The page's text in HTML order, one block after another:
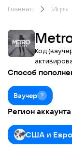
Главная Игры
Код
Способ
Ваучер
Регион аккаунта
США и